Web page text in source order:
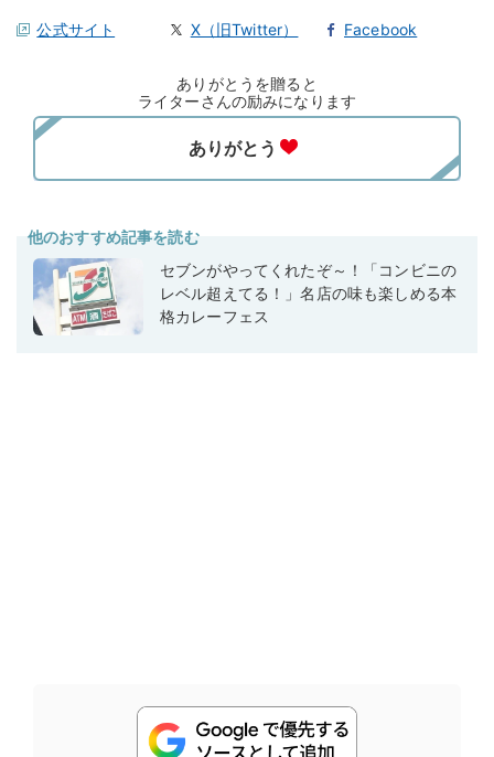
公式サイト X（旧Twitter） Facebook
ありがとうを贈ると
ライターさんの励みになります
他のおすすめ記事を読む
セブンがやってくれたぞ～！「コンビニの
レベル超えてる！」名店の味も楽しめる本
格カレーフェス